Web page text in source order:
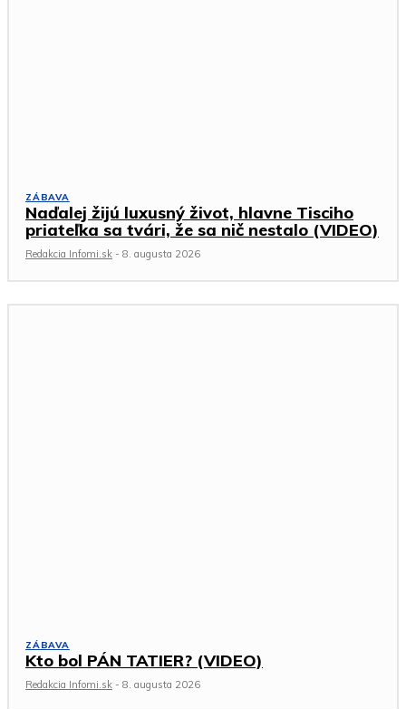
ZÁBAVA
Naďalej žijú luxusný život, hlavne Tisciho
priateľka sa tvári, že sa nič nestalo (VIDEO)
Redakcia Infomi.sk - 8. augusta 2026
ZÁBAVA
Kto bol PÁN TATIER? (VIDEO)
Redakcia Infomi.sk - 8. augusta 2026